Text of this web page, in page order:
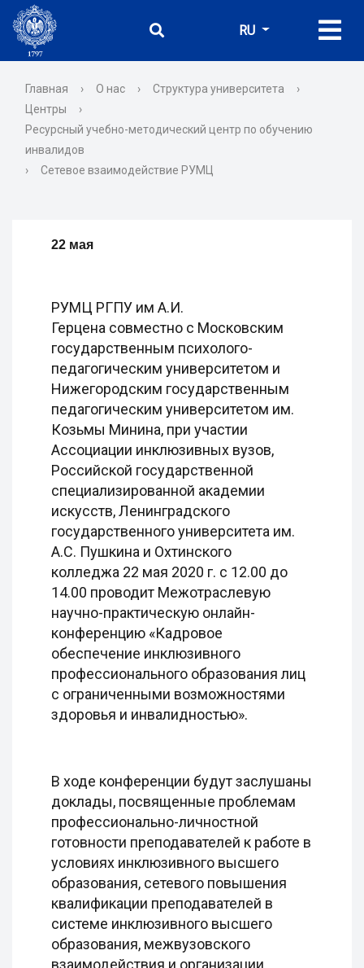
RU
Главная › О нас › Структура университета
›
Центры
›
Ресурсный учебно-методический центр по обучению
инвалидов
›
Сетевое взаимодействие РУМЦ
22 мая
РУМЦ РГПУ им А.И.
Герцена совместно с Московским
государственным психолого-
педагогическим университетом и
Нижегородским государственным
педагогическим университетом им.
Козьмы Минина, при участии
Ассоциации инклюзивных вузов,
Российской государственной
специализированной академии
искусств, Ленинградского
государственного университета им.
А.С. Пушкина и Охтинского
колледжа 22 мая 2020 г. с 12.00 до
14.00 проводит Межотраслевую
научно-практическую онлайн-
конференцию «Кадровое
обеспечение инклюзивного
профессионального образования лиц
с ограниченными возможностями
здоровья и инвалидностью».
В ходе конференции будут заслушаны
доклады, посвященные проблемам
профессионально-личностной
готовности преподавателей к работе в
условиях инклюзивного высшего
образования, сетевого повышения
квалификации преподавателей в
системе инклюзивного высшего
образования, межвузовского
взаимодействия и организации